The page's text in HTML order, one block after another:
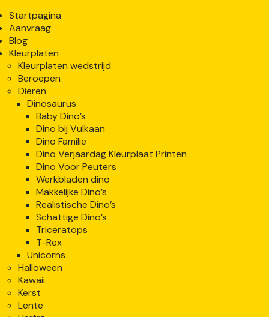
Startpagina
Aanvraag
Blog
Kleurplaten
Kleurplaten wedstrijd
Beroepen
Dieren
Dinosaurus
Baby Dino’s
Dino bij Vulkaan
Dino Familie
Dino Verjaardag Kleurplaat Printen
Dino Voor Peuters
Werkbladen dino
Makkelijke Dino’s
Realistische Dino’s
Schattige Dino’s
Triceratops
T-Rex
Unicorns
Halloween
Kawaii
Kerst
Lente